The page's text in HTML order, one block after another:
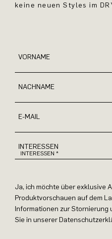
keine neuen Styles im
VORNAME
NACHNAME
E-MAIL
INTERESSEN
Ja, ich möchte über exklusive
Produktvorschauen auf dem
Informationen zur Stornierung
Sie in unserer